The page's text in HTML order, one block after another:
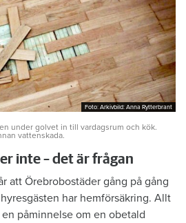
Foto: Arkivbild: Anna Rytterbrant
Foto: Arkivbild: Anna Rytterbrant
under golvet in till vardagsrum och kök.
vattenskada.
inte – det är frågan
att Örebrobostäder gång på gång
har hemförsäkring. Allt
påminnelse om en obetald